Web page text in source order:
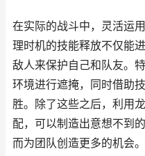
在实际的战斗中，灵活运
理时机的技能释放不仅能
敌人来保护自己和队友。
环境进行遮掩，同时借助
胜。除了这些之后，利用
配，可以制造出意想不到
而为团队创造更多的机会。